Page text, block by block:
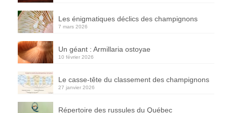
Les énigmatiques déclics des champignons
7 mars 2026
Un géant : Armillaria ostoyae
10 février 2026
Le casse-tête du classement des champignons
27 janvier 2026
Répertoire des russules du Québec